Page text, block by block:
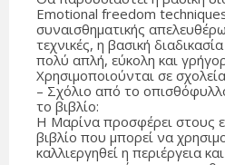
Emotional freedom techniques
συναισθηματικής
τεχνικές, η βασική
πολύ απλή, εύκολη και
Χρησιμοποιούνται σε
– Σχόλιο από το
το βιβλίο:
Η Μαρίνα προσφέρει στους
βιβλίο που μπορεί να
καλλιεργηθεί η περιέργεια